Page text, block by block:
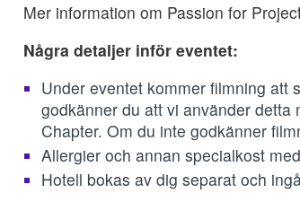
Mer information om Passion for
Några detaljer inför eventet:
Under eventet kommer filmning att
godkänner du att vi använder
Chapter. Om du inte godkänner
Allergier och annan specialkost
Hotell bokas av dig separat och